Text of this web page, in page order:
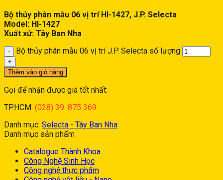
Bộ thủy phân mẫu 06 vị trí HI-1427, J.P. Selecta
Model: HI-1427
Xuất xứ: Tây Ban Nha
Bộ thủy phân mẫu 06 vị trí J.P. Selecta số lượng
Thêm vào giỏ hàng
Gọi để nhận được giá tốt nhất:
TP.HCM: (028) 39. 875 369
Danh mục: Selecta - Tây Ban Nha
Danh mục sản phẩm
Catalogue Thành Khoa
Công Nghệ Sinh Học
Công nghệ thực phẩm